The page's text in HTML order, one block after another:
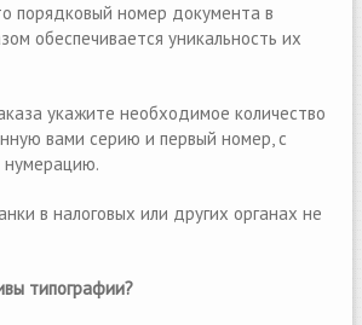
порядковый номер документа в
обеспечивается уникальность их
укажите необходимое количество
вами серию и первый номер, с
нумерацию.
в налоговых или других органах не
типографии?